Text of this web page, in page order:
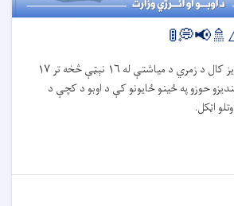
کال د زمري د میاشتې له ۱۶ نېټې څخه تر۱۷
حوزو په ځينو ځایونو کې د اوبو د کچې د
اټکل.